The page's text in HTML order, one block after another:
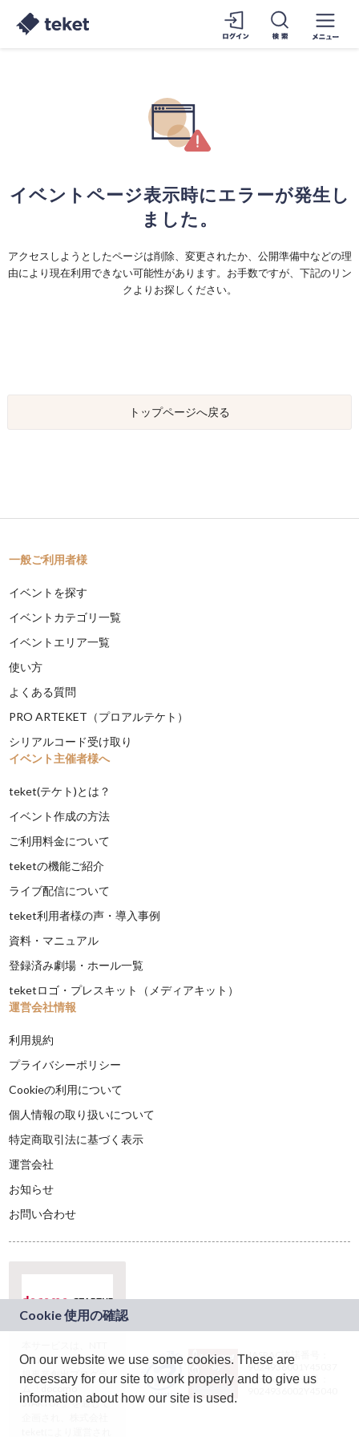
イベントページ表示時にエラーが発生し
ました。
アクセスしようとしたページは削除、変更されたか、公開準備中などの理
由により現在利用できない可能性があります。お手数ですが、下記のリン
クよりお探しください。
トップページへ戻る
一般ご利用者様
イベントを探す
イベントカテゴリ一覧
イベントエリア一覧
使い方
よくある質問
PRO ARTEKET（プロアルテケト）
シリアルコード受け取り
イベント主催者様へ
teket(テケト)とは？
イベント作成の方法
ご利用料金について
teketの機能ご紹介
ライブ配信について
teket利用者様の声・導入事例
資料・マニュアル
登録済み劇場・ホール一覧
teketロゴ・プレスキット（メディアキット）
運営会社情報
利用規約
プライバシーポリシー
Cookieの利用について
個人情報の取り扱いについて
特定商取引法に基づく表示
運営会社
お知らせ
お問い合わせ
ドコモグループの新
規事業創出プログラ
ム「docomo
STARTUP」を通じて
JASRAC許諾番号：
9024936001Y45037
JASRAC許諾番号：
On our website we use some cookies. These are
necessary for our site to work properly and to give us
information about how our site is used.